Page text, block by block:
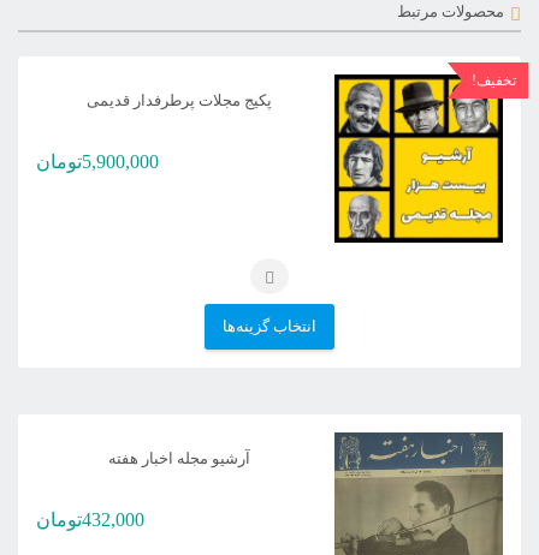
محصولات مرتبط
تخفیف!
پکیج مجلات پرطرفدار قدیمی
5,900,000تومان
انتخاب گزینه‌ها
مختلفی
آرشیو مجله اخبار هفته
432,000تومان